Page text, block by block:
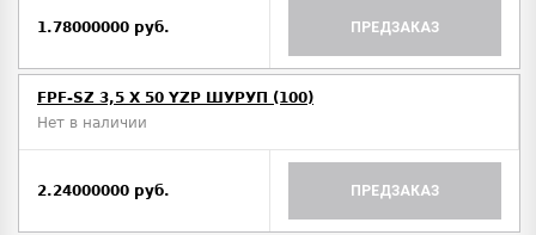
1.78000000 руб. ПРЕДЗАКАЗ
FPF-SZ 3,5 X 50 YZP ШУРУП (100)
Нет в наличии
2.24000000 руб. ПРЕДЗАКАЗ